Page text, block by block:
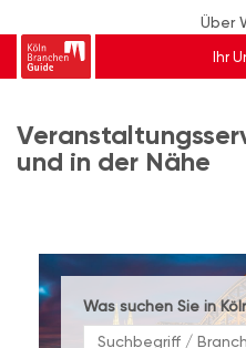
Über
Ihr
und in der Nähe
Was suchen Sie in